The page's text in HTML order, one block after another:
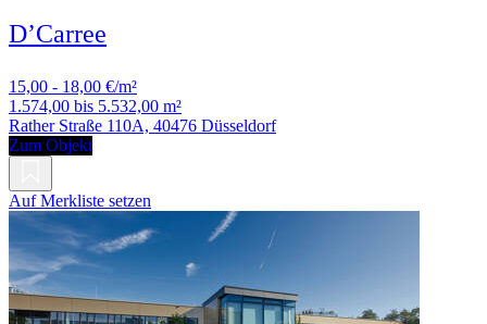
D’Carree
15,00 - 18,00 €/m²
1.574,00 bis 5.532,00 m²
Rather Straße 110A, 40476 Düsseldorf
Zum Objekt
Auf Merkliste setzen